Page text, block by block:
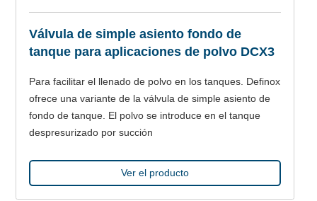
Válvula de simple asiento fondo de
tanque para aplicaciones de polvo DCX3
Para facilitar el llenado de polvo en los tanques. Definox
ofrece una variante de la válvula de simple asiento de
fondo de tanque. El polvo se introduce en el tanque
despresurizado por succión
Ver el producto